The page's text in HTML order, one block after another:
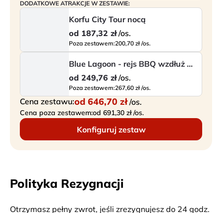
DODATKOWE ATRAKCJE W ZESTAWIE:
Korfu City Tour nocą
od 187,32 zł /os.
Poza zestawem:200,70 zł /os.
Blue Lagoon - rejs BBQ wzdłuż wybrzeża Korfu
od 249,76 zł /os.
Poza zestawem:267,60 zł /os.
Cena zestawu:od 646,70 zł /os.
Cena poza zestawem:od 691,30 zł /os.
Konfiguruj zestaw
Polityka Rezygnacji
Otrzymasz pełny zwrot, jeśli zrezygnujesz do 24 godz.